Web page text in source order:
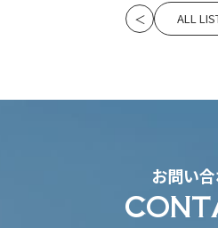
＜ ALL
お問い